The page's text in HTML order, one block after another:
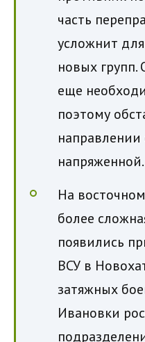
часть
усложнит
новых групп.
еще
поэтому
направлении
напряженной.
На
более
появились
ВСУ в
затяжных
Ивановки